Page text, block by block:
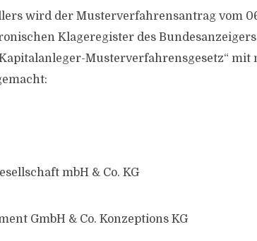
wird der Musterverfahrensantrag vom
Klageregister des
Musterverfahrensgesetz“ mit
mbH & Co. KG
GmbH & Co. Konzeptions KG